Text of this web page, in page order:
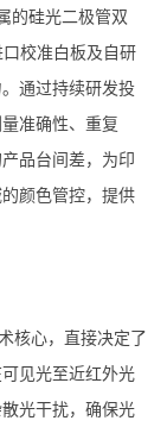
的硅光二极管双
校准白板及自研
通过持续研发投
准确性、重复
品台间差，为印
颜色管控，提供
核心，直接决定了
见光至近红外光
光干扰，确保光